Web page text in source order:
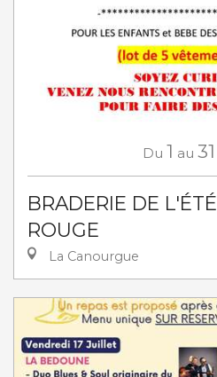
Du 1 au 31
BRADERIE DE
ROUGE
La Canourgue